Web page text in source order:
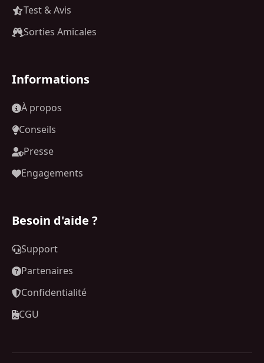
Test & Avis
Sorties Amicales
Informations
À propos
Conseils
Presse
Engagements
Besoin d'aide ?
Support
Partenaires
Confidentialité
CGU